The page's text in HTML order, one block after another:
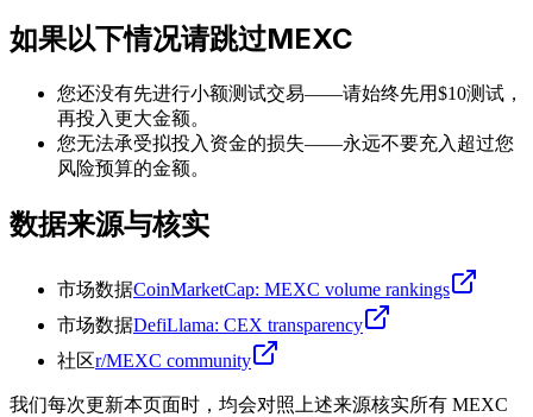
如果以下情况请跳过MEXC
您还没有先进行小额测试交易——请始终先用$10测试，
再投入更大金额。
您无法承受拟投入资金的损失——永远不要充入超过您
风险预算的金额。
数据来源与核实
市场数据CoinMarketCap: MEXC volume rankings
市场数据DefiLlama: CEX transparency
社区r/MEXC community
我们每次更新本页面时，均会对照上述来源核实所有 MEXC